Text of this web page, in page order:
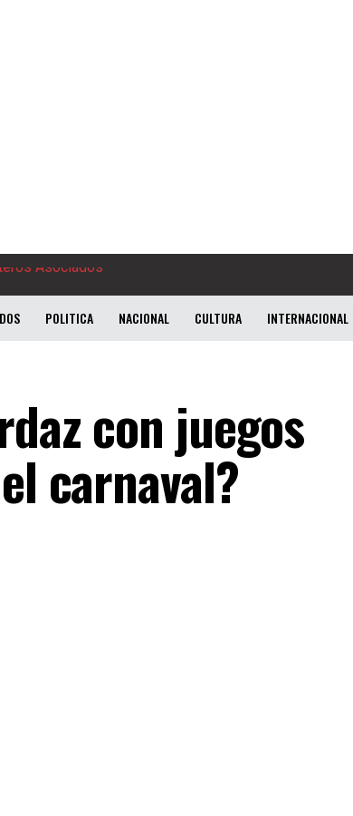
POLITICA NACIONAL CULTURA INTERNACIONAL
con juegos
carnaval?